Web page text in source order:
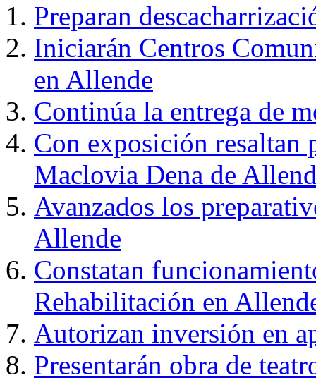
Preparan
Iniciarán Centros
en Allende
Continúa la entrega de
Con exposición
Maclovia Dena de
Avanzados los
Allende
Constatan
Rehabilitación en
Autorizan inversión en
Presentarán obra de